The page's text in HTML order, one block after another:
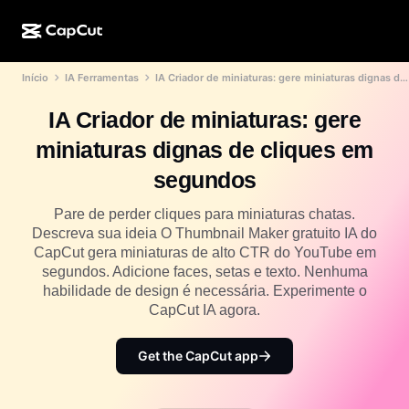
CapCut para celular
Dreamina AI
Pippit AI
Design de IA
Gerador de vídeo de IA
Gerador de imagem de IA
Aprimorador de imagens de IA
Dreamina Seedance 2.5
Nano Banana Pro
Ferramentas de IA
Editor e gerador de vídeos
Editor e gerador de imagens
Gerador e editor de voz
Mais
Modelos de datas especiais
Modelos de calendário
Modelos de aniversário
Modelos de efeitos
Comunidade
Afiliados
Programa de pioneiros
Programa de parceiros criativos
Campus criativo CapCut
Início IA Ferramentas IA Criador de miniaturas: gere miniaturas dignas de cliques em segundos
IA Criador de miniaturas: gere
miniaturas dignas de cliques em
segundos
Pare de perder cliques para miniaturas chatas.
Descreva sua ideia O Thumbnail Maker gratuito IA do
CapCut gera miniaturas de alto CTR do YouTube em
segundos. Adicione faces, setas e texto. Nenhuma
habilidade de design é necessária. Experimente o
CapCut IA agora.
Get the CapCut app